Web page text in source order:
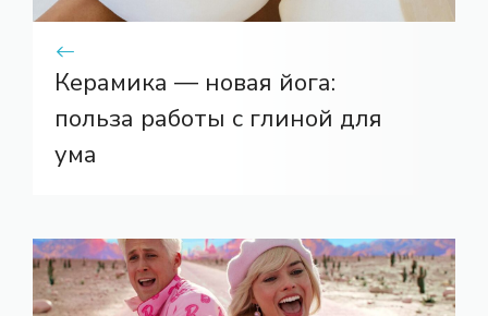
Керамика — новая йога:
польза работы с глиной для
ума